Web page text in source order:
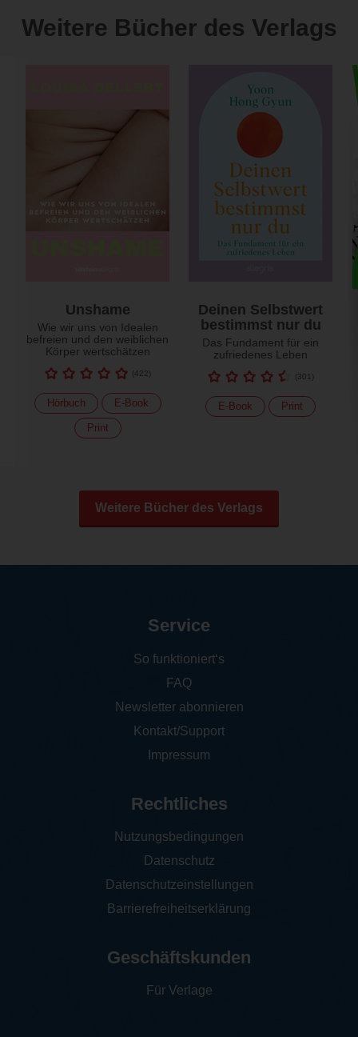
Weitere Bücher des Verlags
Unshame
Wie wir uns von Idealen
befreien und den weiblichen
Körper wertschätzen
(422)
Hörbuch E-Book
Print
Deinen Selbstwert
bestimmst nur du
Das Fundament für ein
zufriedenes Leben
(301 )
E-Book Print
Weitere Bücher des Verlags
Service
So funktioniert‘s
FAQ
Newsletter abonnieren
Kontakt/Support
Impressum
Rechtliches
Nutzungsbedingungen
Datenschutz
Datenschutzeinstellungen
Barrierefreiheitserklärung
Geschäftskunden
Für Verlage